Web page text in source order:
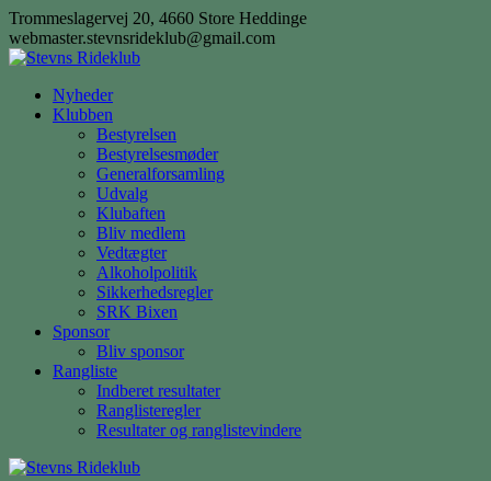
Skip
to
content
Trommeslagervej 20, 4660 Store Heddinge
webmaster.stevnsrideklub@gmail.com
Nyheder
Klubben
Bestyrelsen
Bestyrelsesmøder
Generalforsamling
Udvalg
Klubaften
Bliv medlem
Vedtægter
Alkoholpolitik
Sikkerhedsregler
SRK Bixen
Sponsor
Bliv sponsor
Rangliste
Indberet resultater
Ranglisteregler
Resultater og ranglistevindere